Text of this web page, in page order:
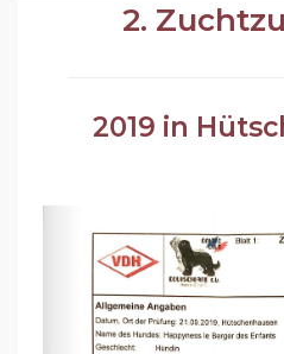
2.
2019 in